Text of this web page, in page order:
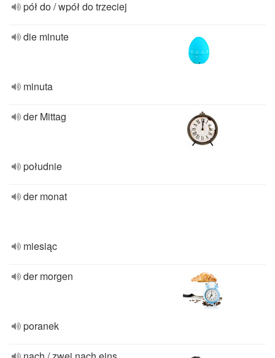
pół do / wpół do trzeciej
die minute
minuta
der Mittag
południe
der monat
miesiąc
der morgen
poranek